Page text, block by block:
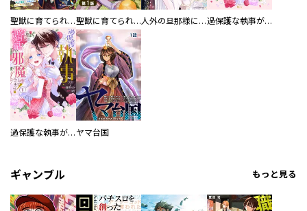
聖獣に育てられた少年の異世界ゆるり放浪記～神様からもらったチート魔法で、仲間たちとスローライフを満喫中～ 聖獣に育てられた少年の異世界ゆるり放浪記～神様からもらったチート魔法で、仲間たちとスローライフを満喫中～【分冊版】 人外の旦那様に娶られ毎晩ナカまで愛される…。アンソロジー 過保護な執事が私の婚活を邪魔してきます！ 分冊版
過保護な執事が私の婚活を邪魔してきます！ ヤマ台国
ギャンブル もっと見る